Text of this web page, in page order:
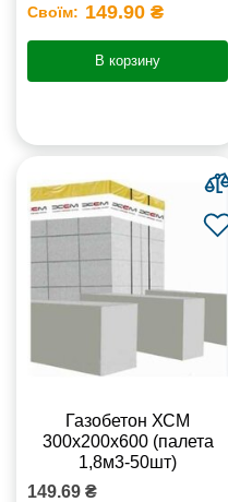
Своїм: 149.90 ₴
В корзину
Газобетон ХСМ
300x200x600 (палета
1,8м3-50шт)
149.69 ₴